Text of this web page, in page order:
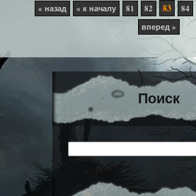
« назад « к началу 81 82 83 84
вперед »
Поиск